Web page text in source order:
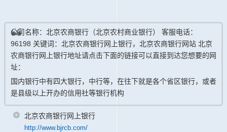
公司名称：北京农商银行（北京农村商业银行） 客服电话：
96198 关键词：北京农商银行网上银行，北京农商银行网站 北京
农商银行网上银行地址请点击下面的链接可以直接到达您想要的网
址：
国内银行中有四大银行，中行等，在往下就是各个省区银行，或者
是县级以上开办的信用社等银行机构
北京农商银行网上银行
http://www.bjrcb.com/